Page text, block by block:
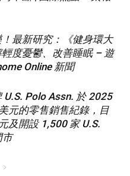
最新研究：《健身環大
度憂鬱、改善睡眠 – 遊
Online 新聞
U.S. Polo Assn. 於 2025
元的零售銷售紀錄，目
及開設 1,500 家 U.S.
市